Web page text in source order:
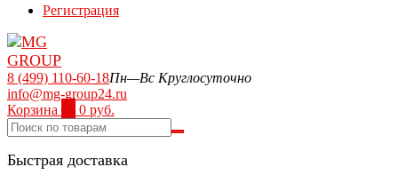
Регистрация
8 (499) 110-60-18Пн—Вс Круглосуточно
info@mg-group24.ru
Корзина
0 руб.
Быстрая доставка